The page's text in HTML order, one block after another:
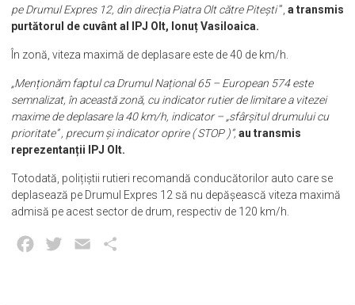
pe Drumul Expres 12, din direcția Piatra Olt către Pitești”, a transmis
purtătorul de cuvânt al IPJ Olt, Ionuț Vasiloaica.
În zonă, viteza maximă de deplasare este de 40 de km/h.
„Menționăm faptul ca Drumul Național 65 – European 574 este
semnalizat, în această zonă, cu indicator rutier de limitare a vitezei
maxime de deplasare la 40 km/h, indicator – „sfârșitul drumului cu
prioritate” , precum și indicator oprire ( STOP )”, au transmis
reprezentanții IPJ Olt.
Totodată, polițiștii rutieri recomandă conducătorilor auto care se
deplasează pe Drumul Expres 12 să nu depășească viteza maximă
admisă pe acest sector de drum, respectiv de 120 km/h.
Facebook
Twitter Email